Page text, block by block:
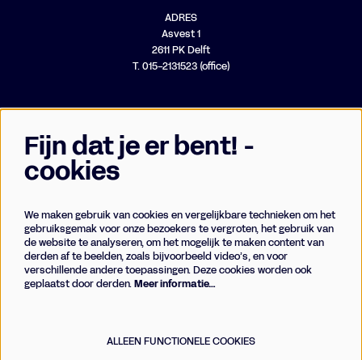
ADRES
Asvest 1
2611 PK Delft
T. 015-2131523 (office)
Businessclub
Vrienden
Techniek
Fijn dat je er bent! -
cookies
We maken gebruik van cookies en vergelijkbare technieken om het
gebruiksgemak voor onze bezoekers te vergroten, het gebruik van
de website te analyseren, om het mogelijk te maken content van
derden af te beelden, zoals bijvoorbeeld video’s, en voor
verschillende andere toepassingen. Deze cookies worden ook
geplaatst door derden.Meer informatie…
ALLEEN FUNCTIONELE COOKIES